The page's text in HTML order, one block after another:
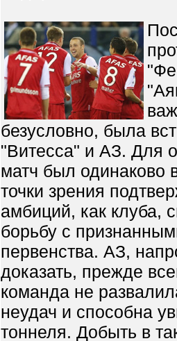
безусловно, была
"Витесса" и АЗ. Для
матч был одинаково
точки зрения
амбиций, как клуба,
борьбу с
первенства. АЗ,
доказать, прежде
команда не
неудач и способна
тоннеля. Добыть в